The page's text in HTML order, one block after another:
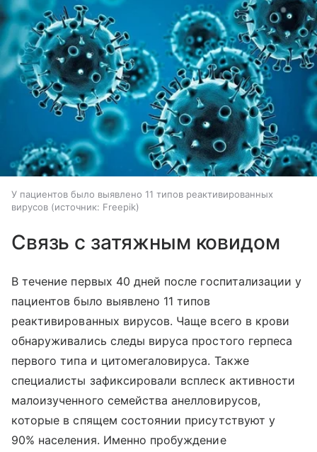
У пациентов было выявлено 11 типов реактивированных
вирусов
источник: Freepik
Связь с затяжным ковидом
В течение первых 40 дней после госпитализации у
пациентов было выявлено 11 типов
реактивированных вирусов. Чаще всего в крови
обнаруживались следы вируса простого герпеса
первого типа и цитомегаловируса. Также
специалисты зафиксировали всплеск активности
малоизученного семейства анелловирусов,
которые в спящем состоянии присутствуют у
90% населения. Именно пробуждение